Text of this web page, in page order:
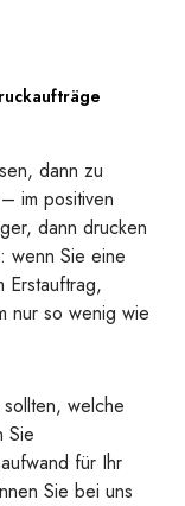
dann zu
im positiven
dann drucken
wenn Sie eine
Erstauftrag,
nur so wenig wie
welche
Sie
für Ihr
Sie bei uns